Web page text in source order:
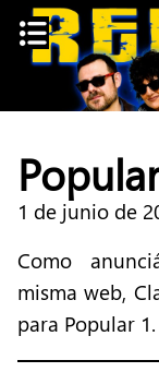
Skip
1 de junio de
Como
misma web,
para Popular 1.